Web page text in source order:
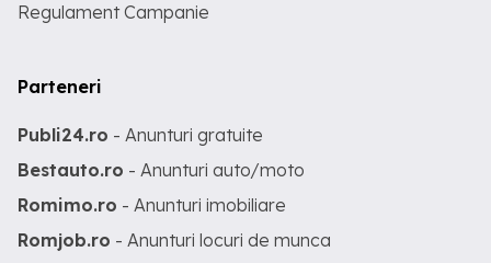
Regulament Campanie
Parteneri
Publi24.ro - Anunturi gratuite
Bestauto.ro - Anunturi auto/moto
Romimo.ro - Anunturi imobiliare
Romjob.ro - Anunturi locuri de munca